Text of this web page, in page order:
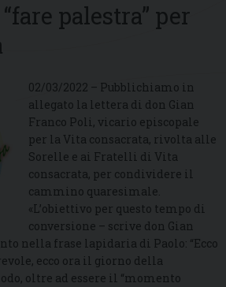
palestra” per
02/03/2022 – Pubblichiamo in
allegato la lettera di don Gian
Franco Poli, vicario episcopale
per la Vita consacrata, rivolta alle
Sorelle e ai Fratelli di Vita
consacrata, per condividere il
cammino quaresimale.
«L’obiettivo per questo tempo di
conversione – scrive don Gian
nella frase lapidaria di Paolo: “Ecco
ecco ora il giorno della
oltre ad essere il “momento